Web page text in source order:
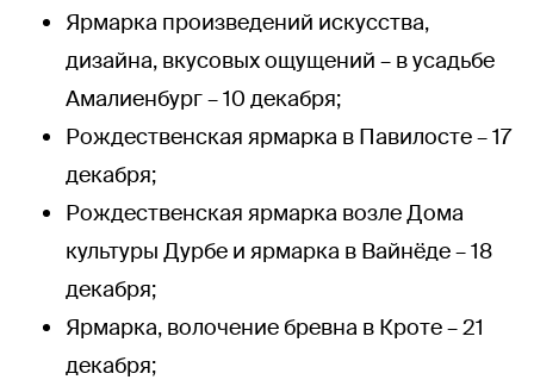
Ярмарка произведений искусства,
дизайна, вкусовых ощущений – в усадьбе
Амалиенбург – 10 декабря;
Рождественская ярмарка в Павилосте – 17
декабря;
Рождественская ярмарка возле Дома
культуры Дурбе и ярмарка в Вайнёде – 18
декабря;
Ярмарка, волочение бревна в Кроте – 21
декабря;